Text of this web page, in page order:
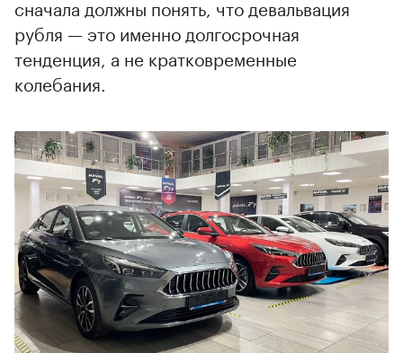
сначала должны понять, что девальвация
рубля — это именно долгосрочная
тенденция, а не кратковременные
колебания.